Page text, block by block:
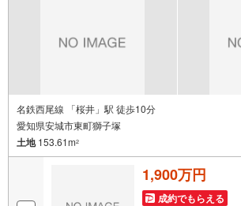
み、もしくは当社を含めた数社でのみ
名鉄西尾線 「桜井」駅 徒歩10分
愛知県安城市東町獅子塚
土地153.61m2
1,900万円
成約でもらえる